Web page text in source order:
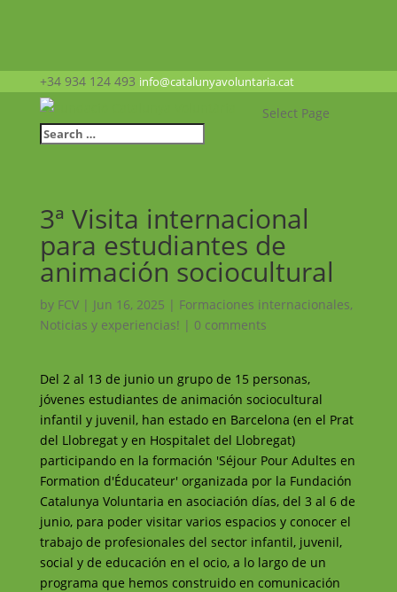
+34 934 124 493 info@catalunyavoluntaria.cat
Select Page
3ª Visita internacional
para estudiantes de
animación sociocultural
by FCV| Jun 16, 2025 | Formaciones internacionales,
Noticias y experiencias! | 0 comments
Del 2 al 13 de junio un grupo de 15 personas,
jóvenes estudiantes de animación sociocultural
infantil y juvenil, han estado en Barcelona (en el Prat
del Llobregat y en Hospitalet del Llobregat)
participando en la formación 'Séjour Pour Adultes en
Formation d'Éducateur' organizada por la Fundación
Catalunya Voluntaria en asociación días, del 3 al 6 de
junio, para poder visitar varios espacios y conocer el
trabajo de profesionales del sector infantil, juvenil,
social y de educación en el ocio, a lo largo de un
programa que hemos construido en comunicación